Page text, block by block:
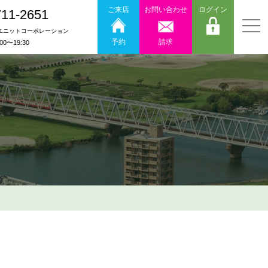
2651
ニットコーポレーション
〜19:30
ご来店
予約
お問い合わせ
請求
ログイン